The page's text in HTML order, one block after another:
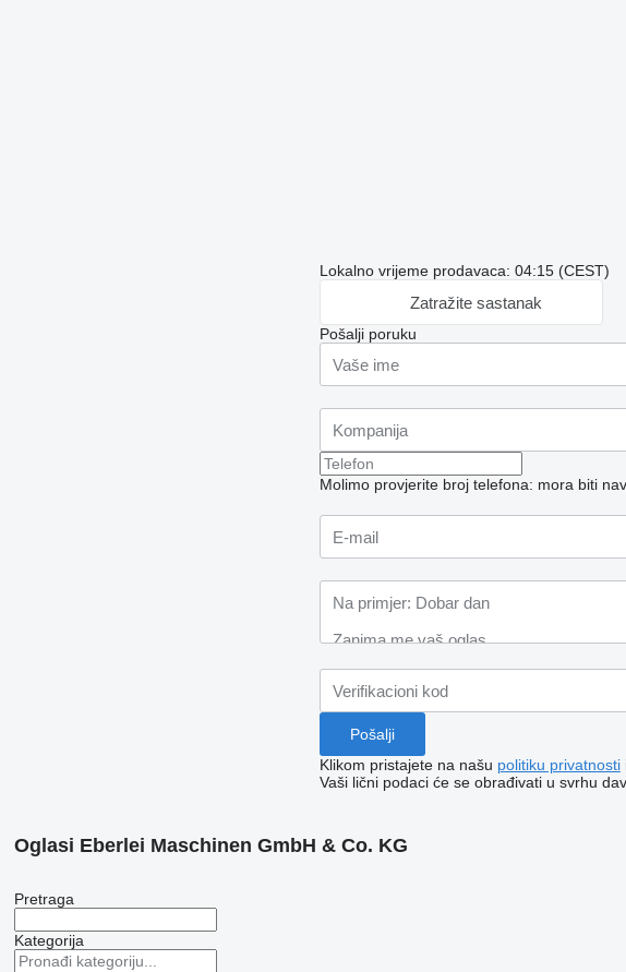
Lokalno vrijeme prodavaca: 04:15 (CEST)
Zatražite sastanak
Pošalji poruku
Molimo provjerite broj telefona: mora biti
Klikom pristajete na našu politiku privatnosti
Vaši lični podaci će se obrađivati ​​u svrhu
Oglasi Eberlei Maschinen GmbH & Co. KG
Pretraga
Kategorija